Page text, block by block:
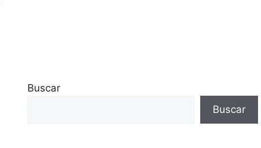
Buscar
Buscar